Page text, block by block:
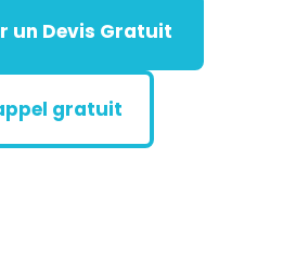
un Devis Gratuit
gratuit